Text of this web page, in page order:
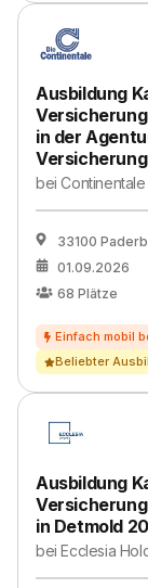
Ausbildung
in der
bei
33100
01.09.2026
68 Plätze
Beliebter
Ausbildung
in Detmold
beiEcclesia